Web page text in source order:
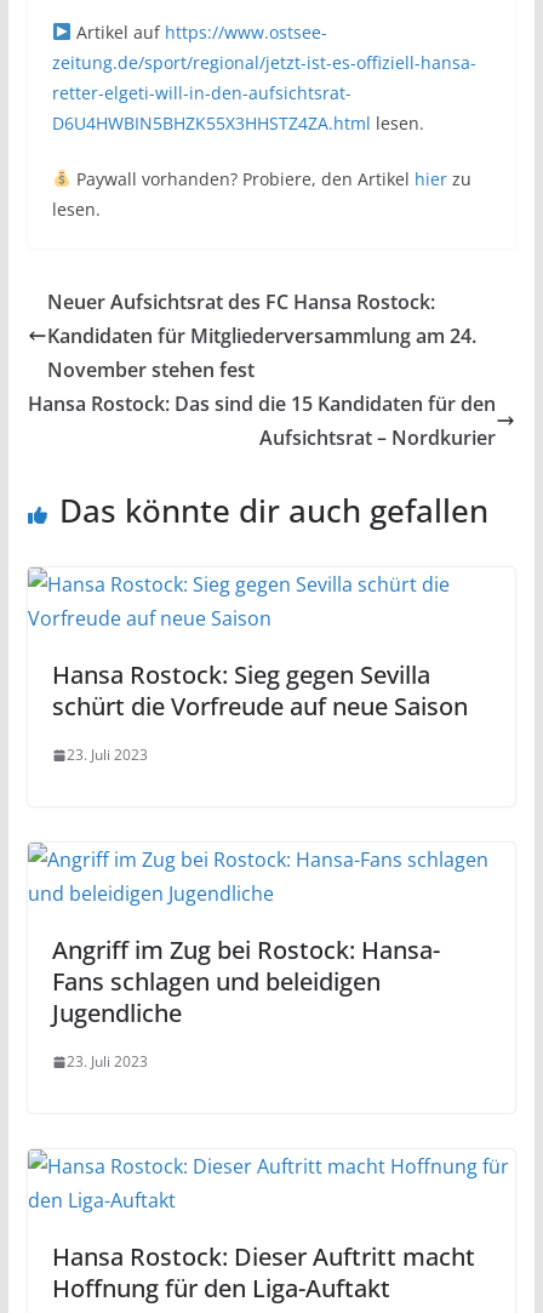
Artikel auf https://www.ostsee-
zeitung.de/sport/regional/jetzt-ist-es-offiziell-hansa-
retter-elgeti-will-in-den-aufsichtsrat-
D6U4HWBIN5BHZK55X3HHSTZ4ZA.html lesen.
Paywall vorhanden? Probiere, den Artikel hierzu
lesen.
Neuer Aufsichtsrat des FC Hansa Rostock:
Kandidaten für Mitgliederversammlung am 24.
November stehen fest
Hansa Rostock: Das sind die 15 Kandidaten für den
Aufsichtsrat – Nordkurier
Das könnte dir auch gefallen
Hansa Rostock: Sieg gegen Sevilla
schürt die Vorfreude auf neue Saison
23. Juli 2023
Angriff im Zug bei Rostock: Hansa-
Fans schlagen und beleidigen
Jugendliche
23. Juli 2023
Hansa Rostock: Dieser Auftritt macht
Hoffnung für den Liga-Auftakt